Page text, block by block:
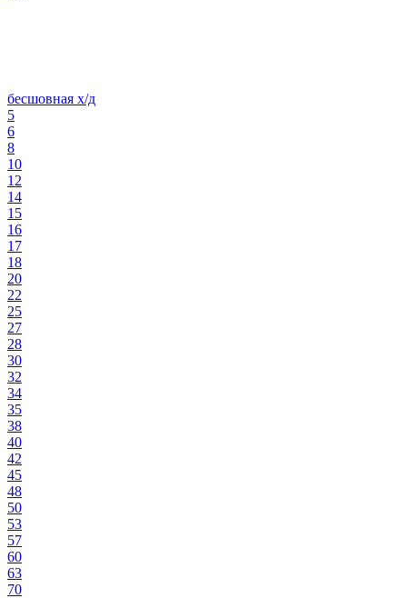
бесшовная х/д
5
6
8
10
12
14
15
16
17
18
20
22
25
27
28
30
32
34
35
38
40
42
45
48
50
53
57
60
63
70